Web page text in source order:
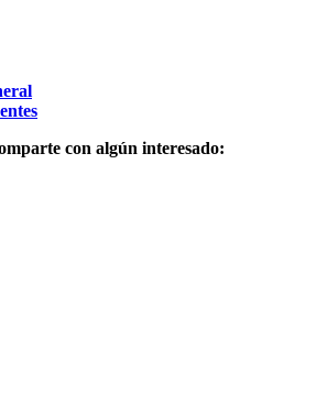
con algún interesado: